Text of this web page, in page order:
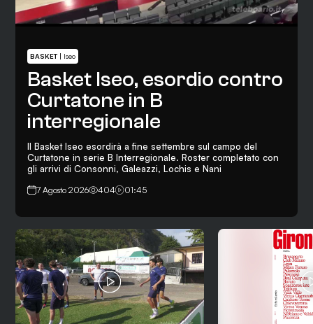
BASKET| Iseo
Basket Iseo, esordio contro
Curtatone in B
interregionale
Il Basket Iseo esordirà a fine settembre sul campo del
Curtatone in serie B Interregionale. Roster completato con
gli arrivi di Consonni, Galeazzi, Lochis e Nani
7 Agosto 2026 404 01:45